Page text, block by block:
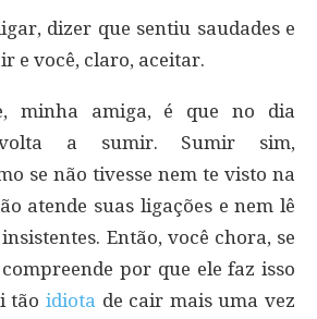
dizer que sentiu saudades e
e você, claro, aceitar.
minha amiga, é que no dia
a sumir. Sumir sim,
se não tivesse nem te visto na
atende suas ligações e nem lê
Então, você chora, se
por que ele faz isso
tão idiota de cair mais uma vez